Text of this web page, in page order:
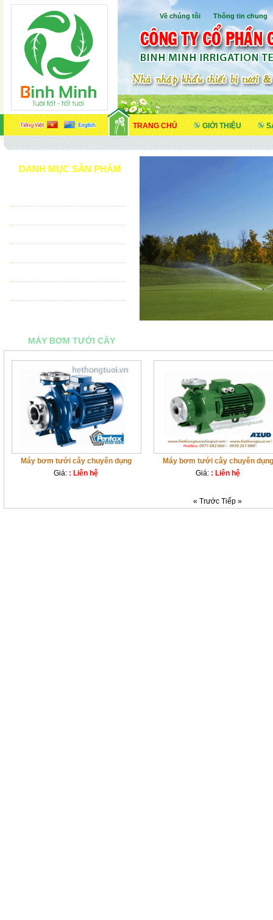
TRANG CHỦ GIỚI THIỆU
Về chúng tôi Thông tin chung
DANH MỤC SẢN PHẨM
MÁY BƠM TƯỚI CÂY
Máy bơm tưới cây chuyên dụng
Giá: : Liên hệ
Máy bơm tưới cây chuyên dụng
Giá: : Liên hệ
« TrướcTiếp »